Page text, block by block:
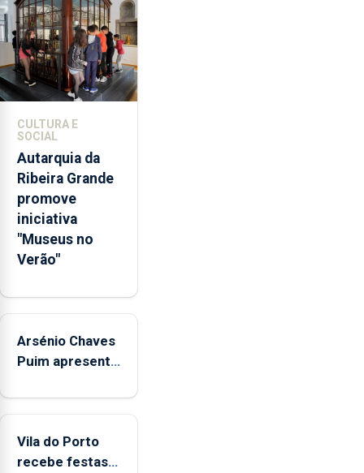
doméstica,
através
da
promoção
de
competências
pessoais,
emocionais
e
sociais
junto
das
crianças
CULTURA E
SOCIAL
Autarquia da
Ribeira Grande
promove
iniciativa
"Museus no
Verão"
Arsénio Chaves
Puim apresenta
Biblioteca de
Vila do Porto
recebe festas